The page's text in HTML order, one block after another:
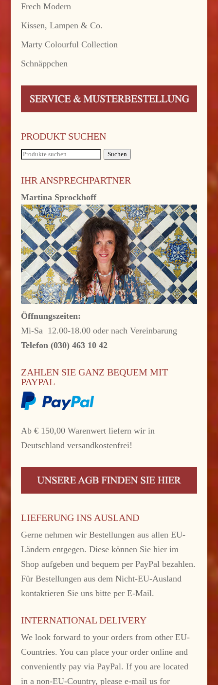
Frech Modern
Kissen, Lampen & Co.
Marty Colourful Collection
Schnäppchen
PRODUKT SUCHEN
Suche
Suchen
IHR ANSPRECHPARTNER
Martina Sprockhoff
Öffnungszeiten:
Mi-Sa 12.00-18.00 oder nach Vereinbarung
Telefon (030) 463 10 42
ZAHLEN SIE GANZ BEQUEM MIT
PAYPAL
Ab € 150,00 Warenwert liefern wir in
Deutschland versandkostenfrei!
LIEFERUNG INS AUSLAND
Gerne nehmen wir Bestellungen aus allen EU-
Ländern entgegen. Diese können Sie hier im
Shop aufgeben und bequem per PayPal bezahlen.
Für Bestellungen aus dem Nicht-EU-Ausland
kontaktieren Sie uns bitte per E-Mail.
INTERNATIONAL DELIVERY
We look forward to your orders from other EU-
Countries. You can place your order online and
conveniently pay via PayPal. If you are located
in a non-EU-Country, please e-mail us for